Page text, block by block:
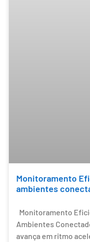
Monitoramento
ambientes
Monitoramento
Ambientes
avança em ritmo